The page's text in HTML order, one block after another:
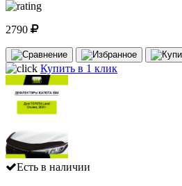
2790
Купить в 1 клик
Есть в наличии